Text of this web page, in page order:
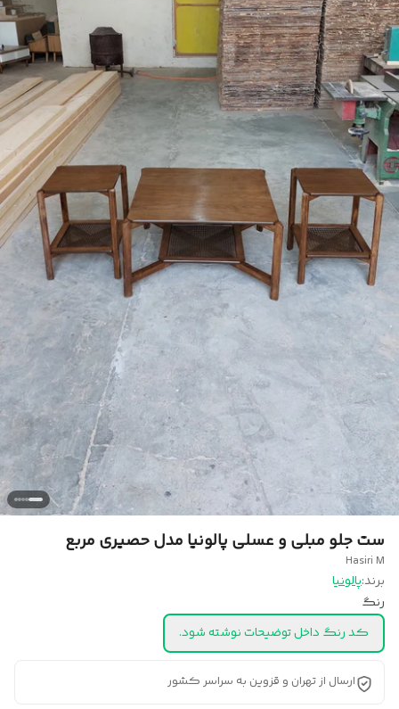
ست جلو مبلی و عسلی پالونیا مدل حصیری مربع
Hasiri M
برند:پالونیا
رنگ
کد رنگ داخل توضیحات نوشته شود.
ارسال از تهران و قزوین به سراسر کشور